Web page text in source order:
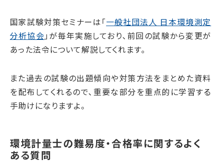
国家試験対策セミナーは「一般社団法人 日本環境測定
分析協会 」が毎年実施しており、前回の試験から変更が
あった法令について解説してくれます。
また過去の試験の出題傾向や対策方法をまとめた資料
を配布してくれるので、重要な部分を重点的に学習する
手助けになりますよ。
環境計量士の難易度・合格率に関するよく
ある質問